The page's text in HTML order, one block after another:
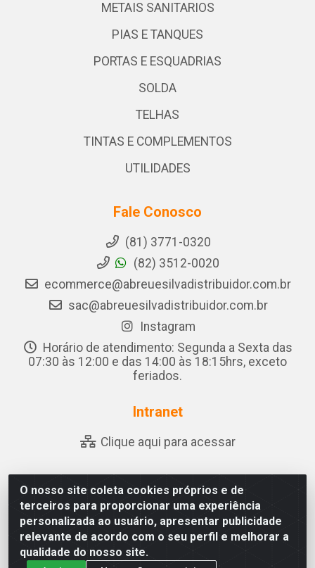
O nosso site coleta cookies próprios e de
terceiros para proporcionar uma experiência
personalizada ao usuário, apresentar publicidade
relevante de acordo com o seu perfil e melhorar a
qualidade do nosso site.
METAIS SANITARIOS
PIAS E TANQUES
PORTAS E ESQUADRIAS
SOLDA
TELHAS
TINTAS E COMPLEMENTOS
UTILIDADES
Fale Conosco
(81) 3771-0320
(82) 3512-0020
ecommerce@abreuesilvadistribuidor.com.br
sac@abreuesilvadistribuidor.com.br
Instagram
Horário de atendimento: Segunda a Sexta das
07:30 às 12:00 e das 14:00 às 18:15hrs, exceto
feriados.
Intranet
Clique aqui para acessar
Abreu & Silva - Rua Padre Jose de Souza Leite, 265 - Ariado,
Olho D'Água das Flores/AL - CEP 57.442-000 - CNPJ
04.790.656/0001-06